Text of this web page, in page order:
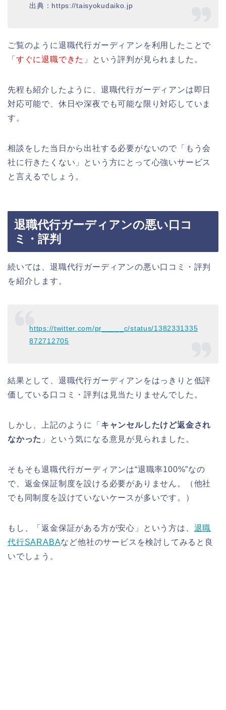
出典：https://taisyokudaiko.jp
ご覧のように退職代行ガーディアンを利用したことで
「 すぐに退職できた 」という評判が見られました。
先程も紹介したように、退職代行ガーディアンは即日
対応可能で、休日や深夜でも可能な限り対応していま
す。
相談をした当日から出社する必要がないので「もう会
社に行きたくない」という方にとって心強いサービス
と言えるでしょう。
退職代行ガーディアンの悪い口コ
ミ・評判
続いては、退職代行ガーディアンの悪い口コミ・評判
を紹介します。
https://twitter.com/pr_____c/status/1382331335
872712705
結果として、退職代行ガーディアンをはっきりと低評
価している口コミ・評判は見当たりませんでした。
しかし、上記のように「 キャンセルしたけど返金され
なかった 」という気になる意見が見られました。
そもそも退職代行ガーディアンは“退職率100%”なの
で、返金保証制度を設ける必要がありません。（他社
でも同制度を設けていないケースが多いです。）
もし、「返金保証がある方が安心」という方は、 退職
代行SARABAなど他社のサービスを検討してみると良
いでしょう。